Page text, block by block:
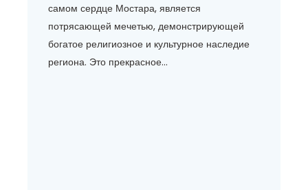
самом сердце Мостара, является
потрясающей мечетью, демонстрирующей
богатое религиозное и культурное наследие
региона. Это прекрасное...